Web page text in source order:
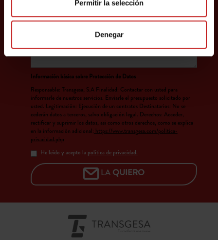
Permitir la selección
Denegar
Información básica sobre Protección de Datos
Responsable: Transgesa, S.A Finalidad: Contactar con usted para
informarle de nuestros servicios. Enviarle el presupuesto solicitado por
usted. Legitimación: Ejecución de un contratos Destinatarios: No se
cederán datos a terceros, salvo obligación legal. Derechos: Acceder,
rectificar y suprimir los datos, así como otros derechos, como se explica
en la información adicional: https://www.transgesa.com/politica-
privacidad.php
He leído y acepto la política de privacidad.
LA QUIERO